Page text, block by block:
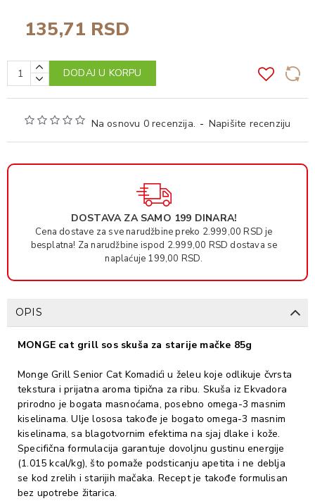
Na osnovu 0 recenzija. - Napišite recenziju
135,71 RSD
DODAJ U KORPU
DOSTAVA ZA SAMO 199 DINARA!
Cena dostave za sve narudžbine preko 2.999,00 RSD je
besplatna! Za narudžbine ispod 2.999,00 RSD dostava se
naplaćuje 199,00 RSD.
OPIS
MONGE cat grill sos skuša za starije mačke 85g
Monge Grill Senior Cat Komadići u želeu koje odlikuje čvrsta
tekstura i prijatna aroma tipična za ribu. Skuša iz Ekvadora
prirodno je bogata masnoćama, posebno omega-3 masnim
kiselinama. Ulje lososa takođe je bogato omega-3 masnim
kiselinama, sa blagotvornim efektima na sjaj dlake i kože.
Specifična formulacija garantuje dovoljnu gustinu energije
(1.015 kcal/kg), što pomaže podsticanju apetita i ne deblja
se kod zrelih i starijih mačaka. Recept je takođe formulisan
bez upotrebe žitarica.